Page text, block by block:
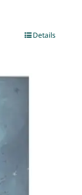
Details